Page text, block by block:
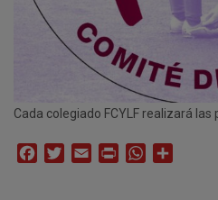
Cada colegiado FCYLF realizará
FacebookTwitterEmail Print WhatsApp